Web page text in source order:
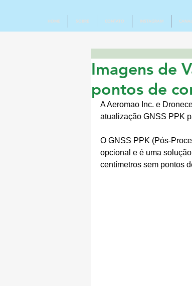
HOME SOBRE CONTATO INSTAGRAM
Imagens de
pontos de
A Aeromao Inc. e
atualização GNSS PPK
O GNSS PPK (Pós-
opcional e é uma
centímetros sem pontos